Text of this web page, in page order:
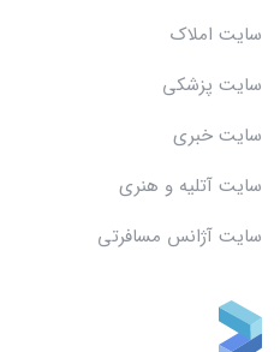
سایت املاک
سایت پزشکی
سایت خبری
سایت آتلیه و هنری
سایت آژانس مسافرتی